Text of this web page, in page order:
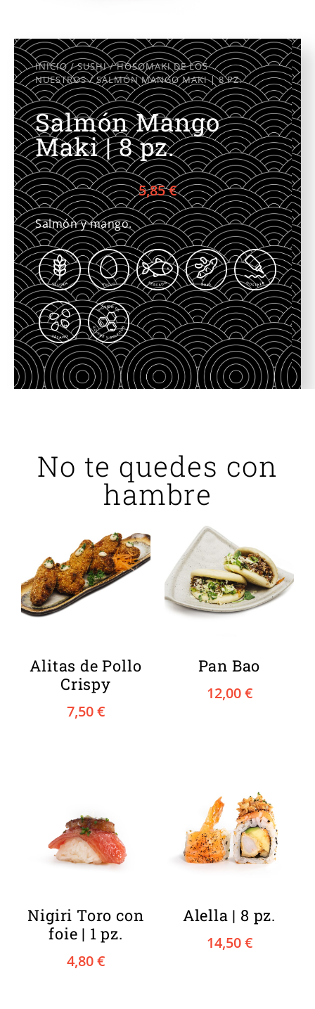
INICIO/SUSHI/HOSOMAKI DE LOS
NUESTROS/ SALMÓN MANGO MAKI | 8 PZ.
Salmón Mango
Maki | 8 pz.
5,85€
Salmón y mango.
No te quedes con
hambre
Alitas de Pollo
Crispy
7,50€
Pan Bao
12,00€
Nigiri Toro con
foie | 1 pz.
4,80€
Alella | 8 pz.
14,50€